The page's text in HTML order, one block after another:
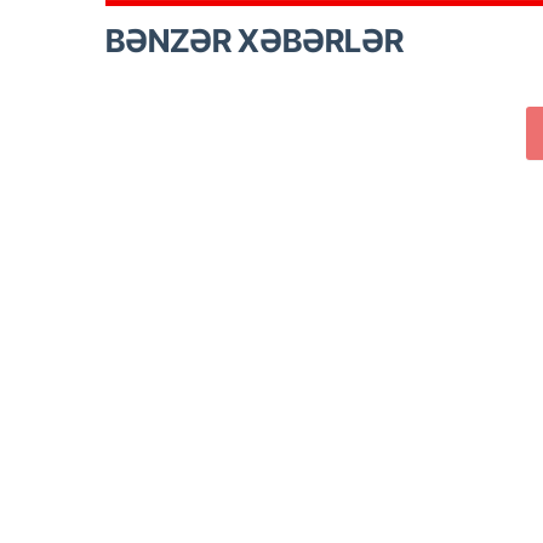
BƏNZƏR XƏBƏRLƏR